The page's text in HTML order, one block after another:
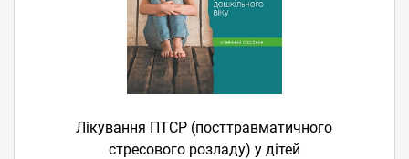
Лікування ПТСР (посттравматичного
стресового розладу) у дітей